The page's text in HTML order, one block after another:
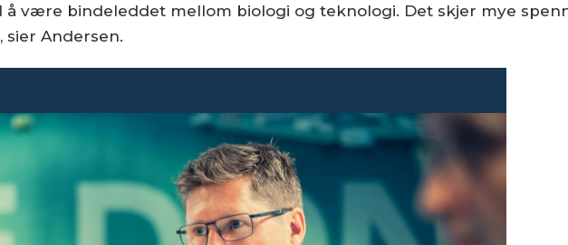
å være bindeleddet mellom biologi og teknologi. Det skjer mye
sier Andersen.